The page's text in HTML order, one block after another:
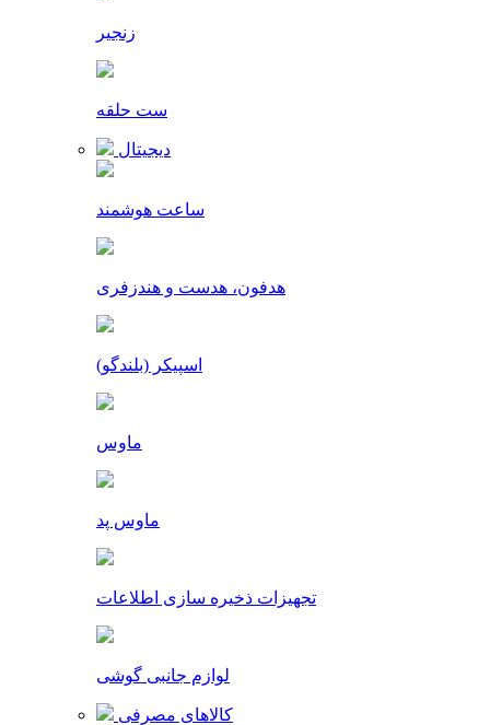
زنجیر
ست حلقه
دیجیتال
ساعت هوشمند
هدفون، هدست و هندزفری
اسپیکر (بلندگو)
ماوس
ماوس پد
تجهیزات ذخیره سازی اطلاعات
لوازم جانبی گوشی
کالاهای مصرفی